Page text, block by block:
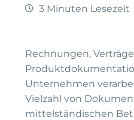
3 Minuten Lesezeit
Rechnungen,
Unternehmen
Vielzahl von
mittelständischen